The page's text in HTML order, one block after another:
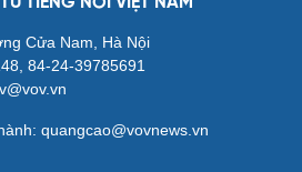
Cửa Nam, Hà Nội
84-24-39785691
quangcao@vovnews.vn